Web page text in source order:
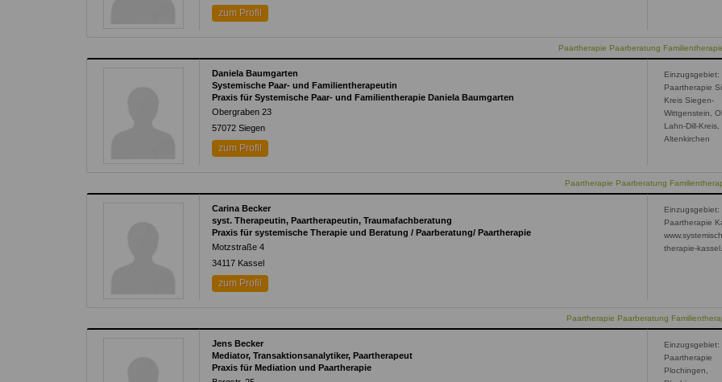
zum Profil
Paartherapie Paarberatung
Daniela Baumgarten
Systemische Paar- und Familientherapeutin
Praxis für Systemische Paar- und Familientherapie Daniela Baumgarten
Obergraben 23
57072 Siegen
zum Profil
Einzugsgebiet:
Paartherapie
Kreis Siegen-
Wittgenstein,
Lahn-Dill-Kreis,
Altenkirchen
Paartherapie Paarberatung
Carina Becker
syst. Therapeutin, Paartherapeutin, Traumafachberatung
Praxis für systemische Therapie und Beratung / Paarberatung/ Paartherapie
Motzstraße 4
34117 Kassel
zum Profil
Einzugsgebiet:
Paartherapie
therapie-
Paartherapie Paarberatung
Jens Becker
Mediator, Transaktionsanalytiker, Paartherapeut
Praxis für Mediation und Paartherapie
Einzugsgebiet:
Paartherapie
Plochingen,